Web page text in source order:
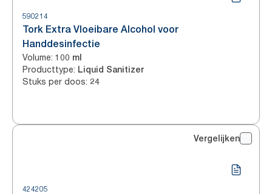
590214
Tork Extra Vloeibare Alcohol voor
Handdesinfectie
Volume: 100 ml
Producttype: Liquid Sanitizer
Stuks per doos: 24
Vergelijken
424205